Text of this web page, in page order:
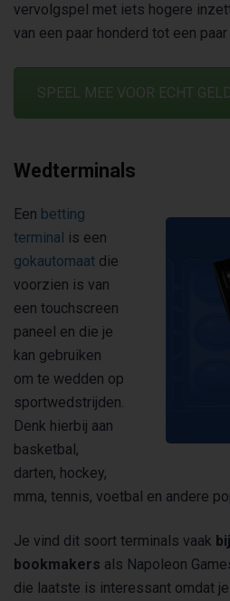
vervolgspel met iets hogere
van een paar honderd tot een
SPEEL MEE VOOR ECHT
Wedterminals
Een betting
terminal is een
gokautomaat die
voorzien is van
een touchscreen
paneel en die je
kan gebruiken
om te wedden op
sportwedstrijden.
Denk hierbij aan
basketbal,
darten, hockey,
mma, tennis, voetbal en andere
Je vind dit soort terminals vaak
bookmakers als Napoleon
die laatste is interessant omdat